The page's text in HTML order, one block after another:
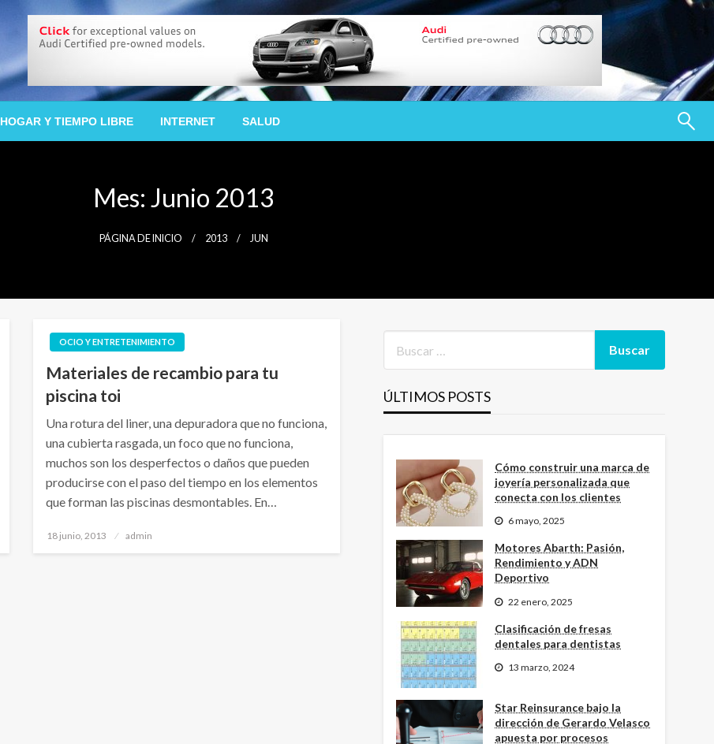
HOGAR Y TIEMPO LIBRE INTERNET SALUD
Mes: Junio 2013
PÁGINA DE INICIO 2013 JUN
OCIO Y ENTRETENIMIENTO
Materiales de recambio para tu
piscina toi
Una rotura del liner, una depuradora que no funciona,
una cubierta rasgada, un foco que no funciona,
muchos son los desperfectos o daños que pueden
producirse con el paso del tiempo en los elementos
que forman las piscinas desmontables. En…
Publicado
18 junio, 2013 admin
ÚLTIMOS POSTS
Cómo construir una marca de
joyería personalizada que
conecta con los clientes
6 mayo, 2025
Motores Abarth: Pasión,
Rendimiento y ADN
Deportivo
22 enero, 2025
Clasificación de fresas
dentales para dentistas
13 marzo, 2024
Star Reinsurance bajo la
dirección de Gerardo Velasco
apuesta por procesos